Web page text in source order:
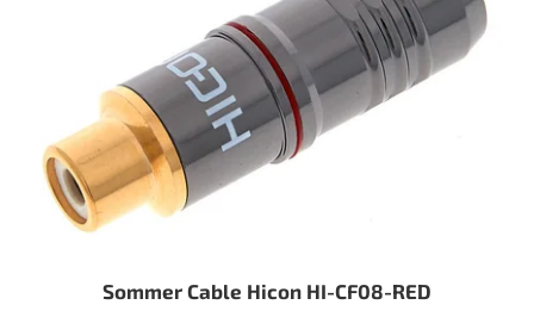
Sommer Cable Hicon HI-CF08-RED